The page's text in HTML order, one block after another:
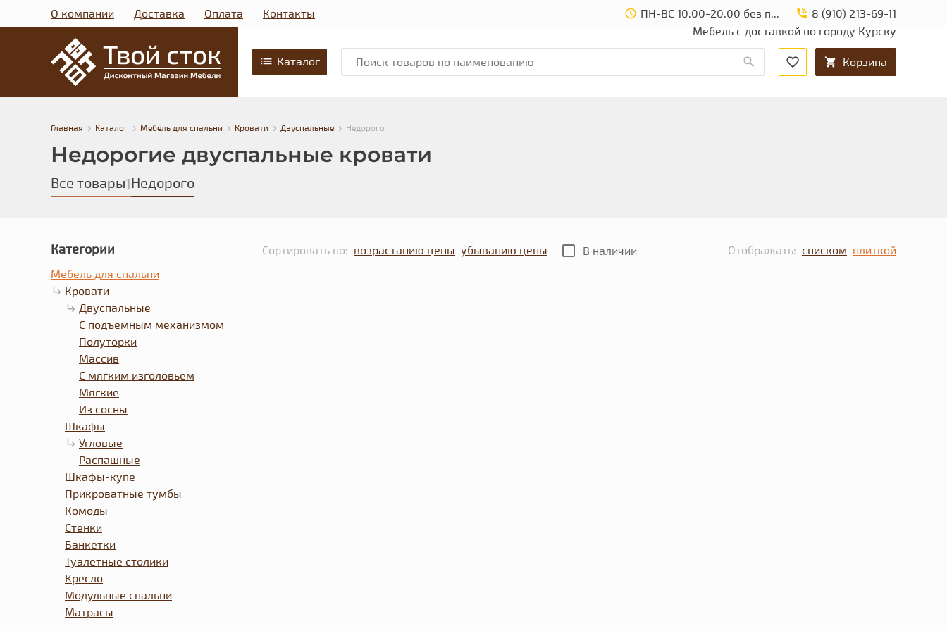
О компании Доставка Оплата Контакты ПН-ВС 10.00-20.00 без перерыва и выходных.
8 (910) 213-69-11
Мебель с доставкой по городу Курску
Каталог Корзина
Главная › Каталог › Мебель для спальни › Кровати › Двуспальные › Недорого
Недорогие двуспальные кровати
Все товары1Недорого
Категории
Мебель для спальни
Кровати
Двуспальные
С подъемным механизмом
Полуторки
Массив
С мягким изголовьем
Мягкие
Из сосны
Шкафы
Угловые
Распашные
Шкафы-купе
Прикроватные тумбы
Комоды
Стенки
Банкетки
Туалетные столики
Кресло
Модульные спальни
Матрасы
Сортировать по: возрастанию цены убыванию цены В наличии Отображать: списком плиткой